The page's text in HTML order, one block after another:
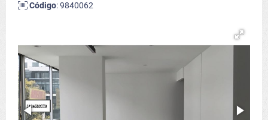
Código: 9840062